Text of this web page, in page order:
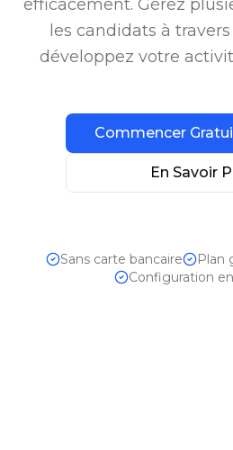
efficacement. Gérez
les candidats à
développez votre
Commencer
En Savoir
Sans carte bancaire
Plan
Configuration